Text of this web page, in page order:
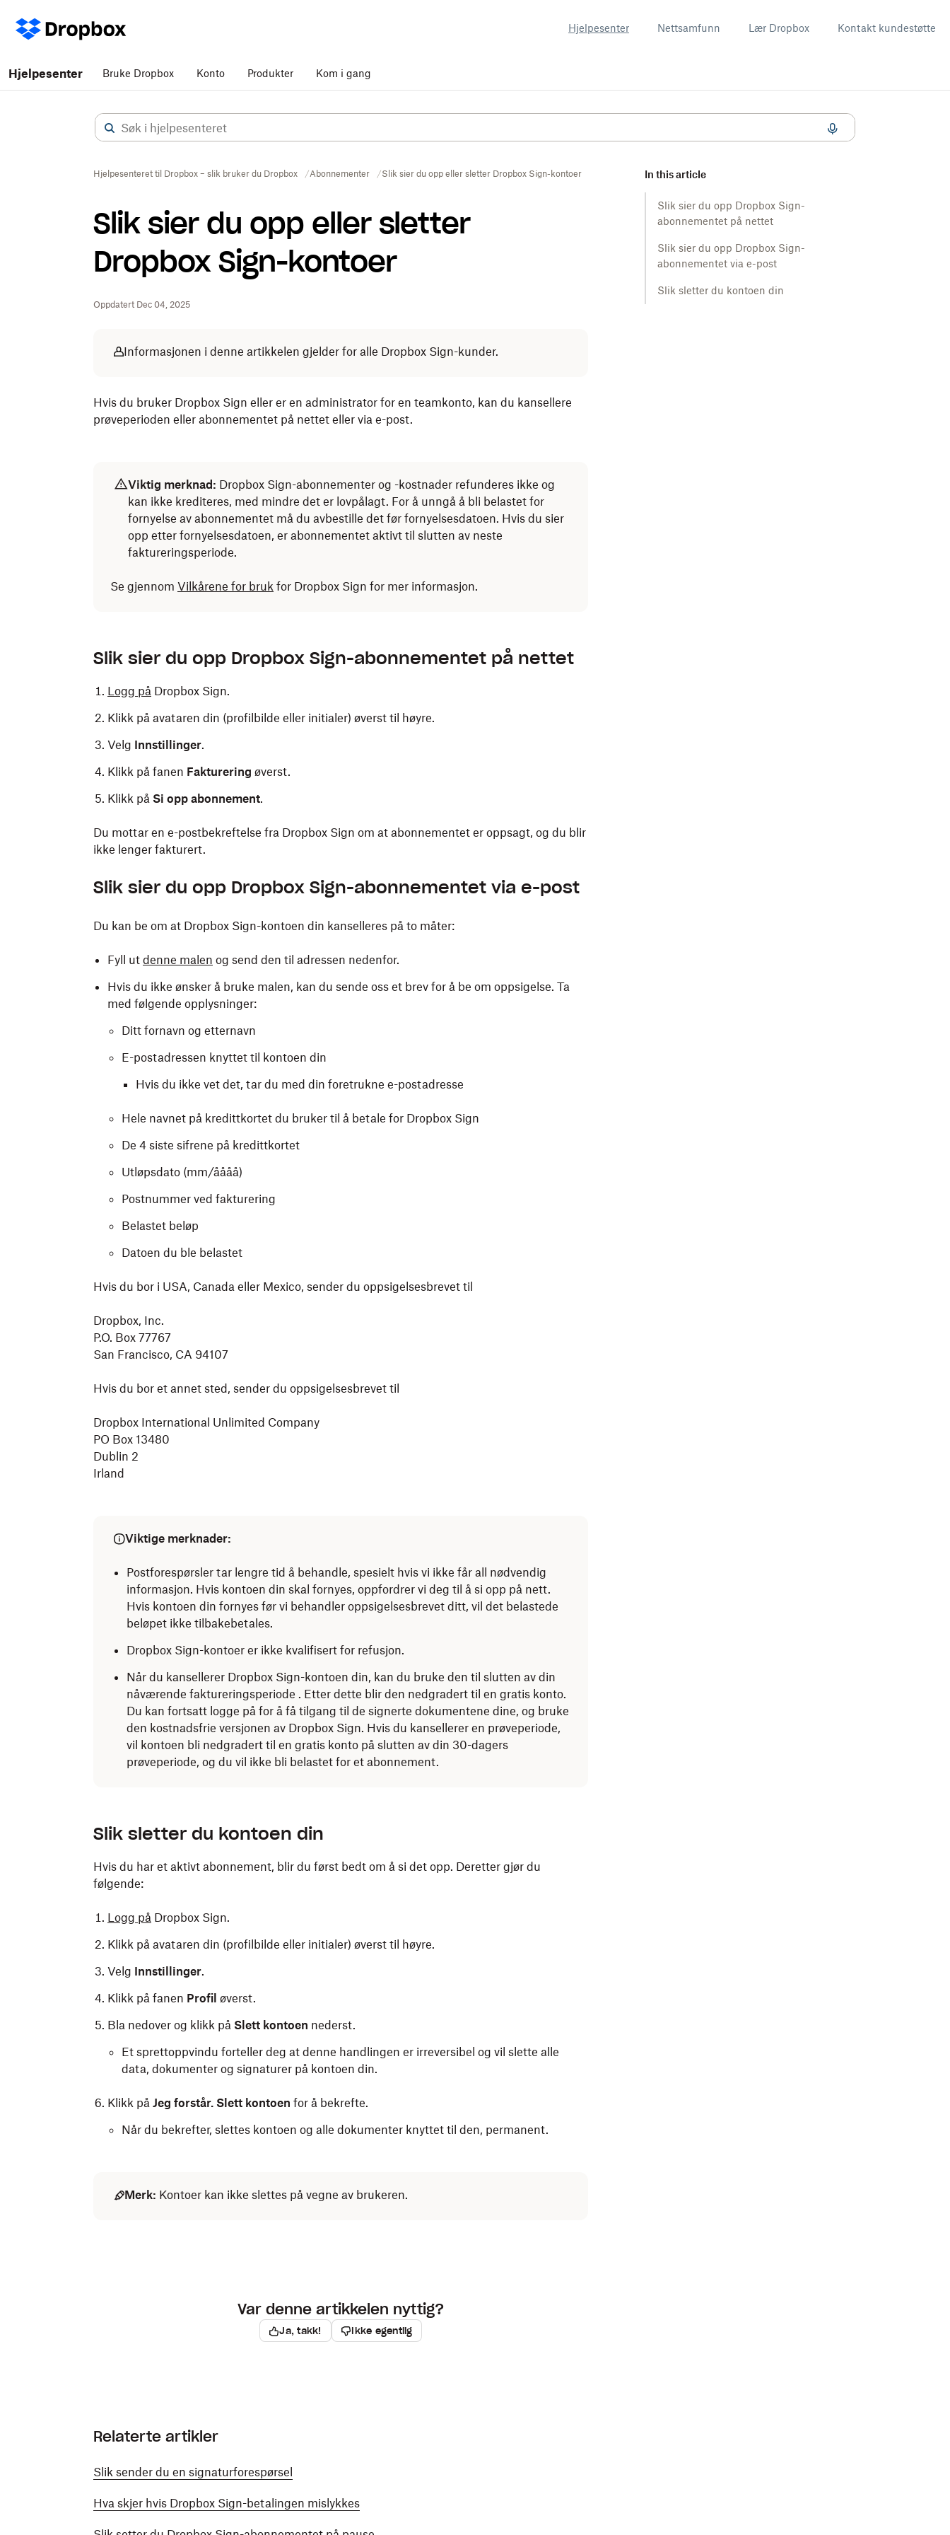
Hjelpesenter Nettsamfunn Lær Dropbox Kontakt kundestøtte
Hjelpesenter Bruke Dropbox Konto Produkter Kom i gang
Hjelpesenteret til Dropbox – slik bruker du Dropbox Abonnementer Slik sier du opp eller sletter Dropbox Sign-kontoer
Slik sier du opp eller sletter
Dropbox Sign-kontoer
Oppdatert Dec 04, 2025
In this article
Slik sier du opp Dropbox Sign-
abonnementet på nettet
Slik sier du opp Dropbox Sign-
abonnementet via e-post
Slik sletter du kontoen din
Informasjonen i denne artikkelen gjelder for alle Dropbox Sign-kunder.
Hvis du bruker Dropbox Sign eller er en administrator for en teamkonto, kan du kansellere
prøveperioden eller abonnementet på nettet eller via e-post.
Viktig merknad: Dropbox Sign-abonnementer og -kostnader refunderes ikke og
kan ikke krediteres, med mindre det er lovpålagt. For å unngå å bli belastet for
fornyelse av abonnementet må du avbestille det før fornyelsesdatoen. Hvis du sier
opp etter fornyelsesdatoen, er abonnementet aktivt til slutten av neste
faktureringsperiode.
Se gjennom Vilkårene for bruk for Dropbox Sign for mer informasjon.
Slik sier du opp Dropbox Sign-abonnementet på nettet
Logg på Dropbox Sign.
Klikk på avataren din (profilbilde eller initialer) øverst til høyre.
Velg Innstillinger.
Klikk på fanen Fakturering øverst.
Klikk på Si opp abonnement.
Du mottar en e-postbekreftelse fra Dropbox Sign om at abonnementet er oppsagt, og du blir
ikke lenger fakturert.
Slik sier du opp Dropbox Sign-abonnementet via e-post
Du kan be om at Dropbox Sign-kontoen din kanselleres på to måter:
Fyll ut denne malen og send den til adressen nedenfor.
Hvis du ikke ønsker å bruke malen, kan du sende oss et brev for å be om oppsigelse. Ta
med følgende opplysninger:
Ditt fornavn og etternavn
E-postadressen knyttet til kontoen din
Hvis du ikke vet det, tar du med din foretrukne e-postadresse
Hele navnet på kredittkortet du bruker til å betale for Dropbox Sign
De 4 siste sifrene på kredittkortet
Utløpsdato (mm/åååå)
Postnummer ved fakturering
Belastet beløp
Datoen du ble belastet
Hvis du bor i USA, Canada eller Mexico, sender du oppsigelsesbrevet til
Dropbox, Inc.
P.O. Box 77767
San Francisco, CA 94107
Hvis du bor et annet sted, sender du oppsigelsesbrevet til
Dropbox International Unlimited Company
PO Box 13480
Dublin 2
Irland
Viktige merknader:
Postforespørsler tar lengre tid å behandle, spesielt hvis vi ikke får all nødvendig
informasjon. Hvis kontoen din skal fornyes, oppfordrer vi deg til å si opp på nett.
Hvis kontoen din fornyes før vi behandler oppsigelsesbrevet ditt, vil det belastede
beløpet ikke tilbakebetales.
Dropbox Sign-kontoer er ikke kvalifisert for refusjon.
Når du kansellerer Dropbox Sign-kontoen din, kan du bruke den til slutten av din
nåværende faktureringsperiode . Etter dette blir den nedgradert til en gratis konto.
Du kan fortsatt logge på for å få tilgang til de signerte dokumentene dine, og bruke
den kostnadsfrie versjonen av Dropbox Sign. Hvis du kansellerer en prøveperiode,
vil kontoen bli nedgradert til en gratis konto på slutten av din 30-dagers
prøveperiode, og du vil ikke bli belastet for et abonnement.
Slik sletter du kontoen din
Hvis du har et aktivt abonnement, blir du først bedt om å si det opp. Deretter gjør du
følgende:
Logg på Dropbox Sign.
Klikk på avataren din (profilbilde eller initialer) øverst til høyre.
Velg Innstillinger.
Klikk på fanen Profil øverst.
Bla nedover og klikk på Slett kontoen nederst.
Et sprettoppvindu forteller deg at denne handlingen er irreversibel og vil slette alle
data, dokumenter og signaturer på kontoen din.
Klikk på Jeg forstår. Slett kontoen for å bekrefte.
Når du bekrefter, slettes kontoen og alle dokumenter knyttet til den, permanent.
Merk: Kontoer kan ikke slettes på vegne av brukeren.
Var denne artikkelen nyttig?
Ja, takk! Ikke egentlig
Relaterte artikler
Slik sender du en signaturforespørsel
Hva skjer hvis Dropbox Sign-betalingen mislykkes